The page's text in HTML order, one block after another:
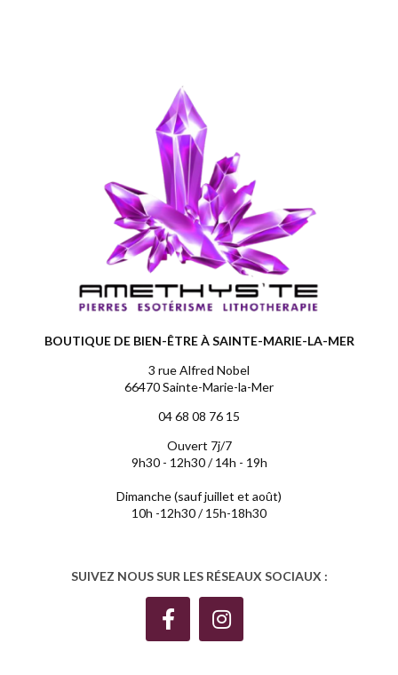
BOUTIQUE DE BIEN-ÊTRE À SAINTE-MARIE-LA-MER
3 rue Alfred Nobel
66470 Sainte-Marie-la-Mer
04 68 08 76 15
Ouvert 7j/7
9h30 - 12h30 / 14h - 19h
Dimanche (sauf juillet et août)
10h -12h30 / 15h-18h30
SUIVEZ NOUS SUR LES RÉSEAUX SOCIAUX :